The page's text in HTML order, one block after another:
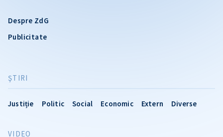
Despre ZdG
Publicitate
ŞTIRI
Justiție Politic Social Economic Extern Diverse
VIDEO